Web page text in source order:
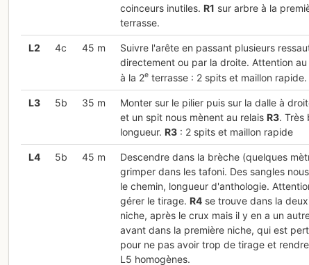
coinceurs inutiles. R1 sur arbre à la
terrasse.
L2 4c 45 m
Suivre l'arête en passant plusieurs
directement ou par la droite. Attention
à la 2eterrasse : 2 spits et maillon rapide.
L3 5b 35 m
Monter sur le pilier puis sur la dalle à
et un spit nous mènent au relais R3. Très
longueur. R3: 2 spits et maillon rapide
L4 5b 45 m
Descendre dans la brèche (quelques
grimper dans les tafoni. Des sangles
le chemin, longueur d'anthologie.
gérer le tirage. R4se trouve dans la
niche, après le crux mais il y en a un
avant dans la première niche, qui est
pour ne pas avoir trop de tirage et
L5 homogènes.